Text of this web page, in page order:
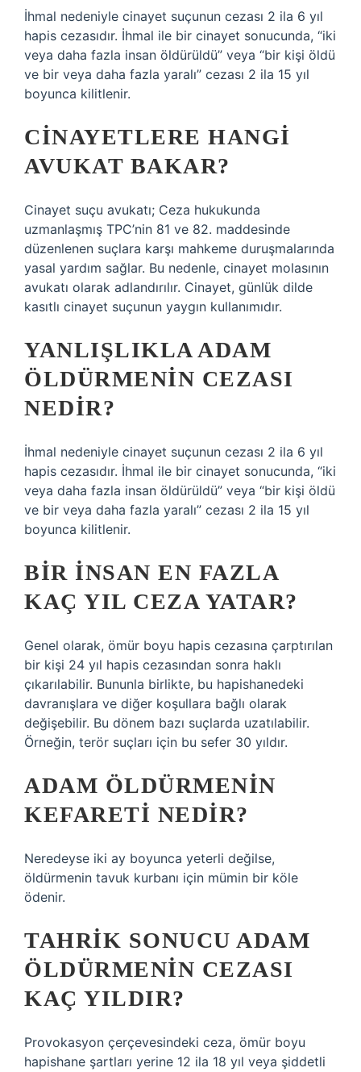
İhmal nedeniyle cinayet suçunun cezası 2 ila 6 yıl
hapis cezasıdır. İhmal ile bir cinayet sonucunda, “iki
veya daha fazla insan öldürüldü” veya “bir kişi öldü
ve bir veya daha fazla yaralı” cezası 2 ila 15 yıl
boyunca kilitlenir.
CINAYETLERE HANGI
AVUKAT BAKAR?
Cinayet suçu avukatı; Ceza hukukunda
uzmanlaşmış TPC’nin 81 ve 82. maddesinde
düzenlenen suçlara karşı mahkeme duruşmalarında
yasal yardım sağlar. Bu nedenle, cinayet molasının
avukatı olarak adlandırılır. Cinayet, günlük dilde
kasıtlı cinayet suçunun yaygın kullanımıdır.
YANLIŞLIKLA ADAM
ÖLDÜRMENIN CEZASI
NEDIR?
İhmal nedeniyle cinayet suçunun cezası 2 ila 6 yıl
hapis cezasıdır. İhmal ile bir cinayet sonucunda, “iki
veya daha fazla insan öldürüldü” veya “bir kişi öldü
ve bir veya daha fazla yaralı” cezası 2 ila 15 yıl
boyunca kilitlenir.
BIR INSAN EN FAZLA
KAÇ YIL CEZA YATAR?
Genel olarak, ömür boyu hapis cezasına çarptırılan
bir kişi 24 yıl hapis cezasından sonra haklı
çıkarılabilir. Bununla birlikte, bu hapishanedeki
davranışlara ve diğer koşullara bağlı olarak
değişebilir. Bu dönem bazı suçlarda uzatılabilir.
Örneğin, terör suçları için bu sefer 30 yıldır.
ADAM ÖLDÜRMENIN
KEFARETI NEDIR?
Neredeyse iki ay boyunca yeterli değilse,
öldürmenin tavuk kurbanı için mümin bir köle
ödenir.
TAHRIK SONUCU ADAM
ÖLDÜRMENIN CEZASI
KAÇ YILDIR?
Provokasyon çerçevesindeki ceza, ömür boyu
hapishane şartları yerine 12 ila 18 yıl veya şiddetli